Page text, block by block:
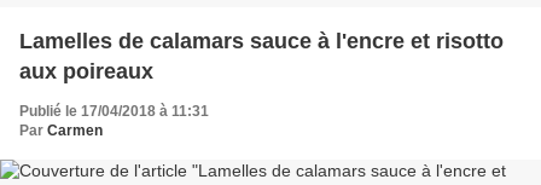
Lamelles de calamars sauce à l'encre et risotto
aux poireaux
Publié le 17/04/2018 à 11:31
Par Carmen